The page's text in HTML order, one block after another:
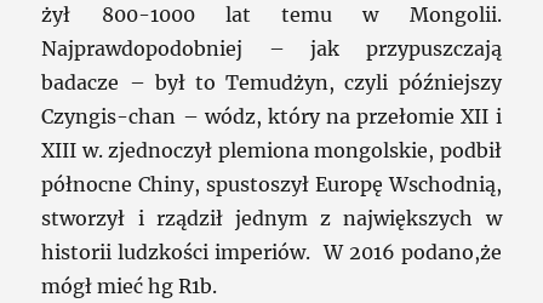
żył 800-1000 lat temu w Mongolii.
Najprawdopodobniej – jak przypuszczają
badacze – był to Temudżyn, czyli późniejszy
Czyngis-chan – wódz, który na przełomie XII i
XIII w. zjednoczył plemiona mongolskie, podbił
północne Chiny, spustoszył Europę Wschodnią,
stworzył i rządził jednym z największych w
historii ludzkości imperiów. W 2016 podano,że
mógł mieć hg R1b.